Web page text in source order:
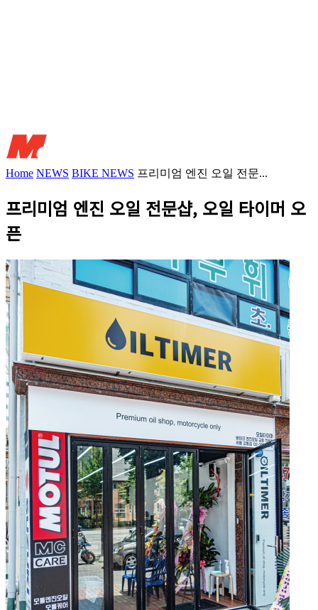
Home NEWS BIKE NEWS 프리미엄 엔진 오일 전문...
프리미엄 엔진 오일 전문샵, 오일 타이머 오
픈